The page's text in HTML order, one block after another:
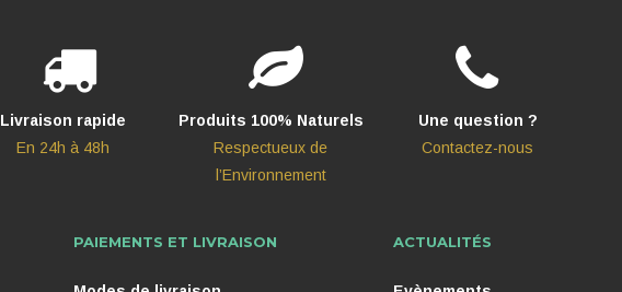
Livraison rapide
En 24h à 48h
Produits 100% Naturels
Respectueux de
l’Environnement
Une question ?
Contactez-nous
PAIEMENTS ET LIVRAISON ACTUALITÉS